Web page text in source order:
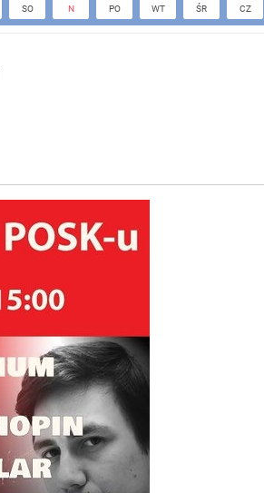
SO N PO WT ŚR CZ